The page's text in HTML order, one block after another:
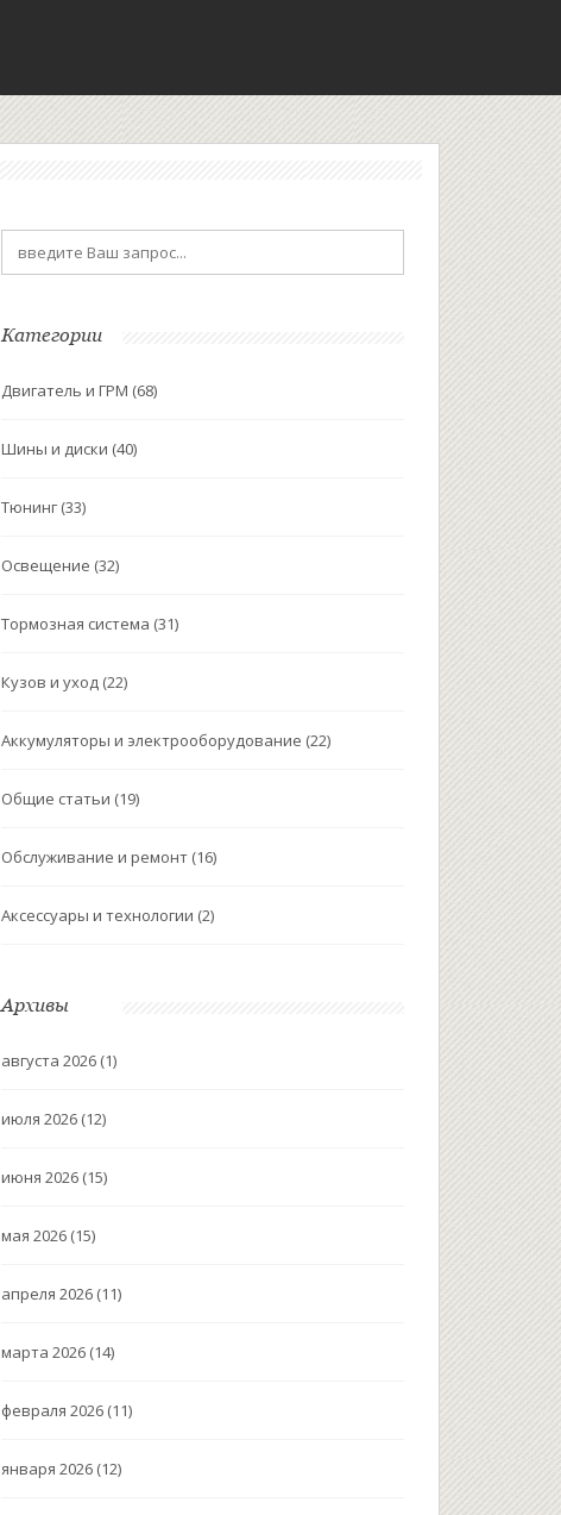
Категории
Двигатель и ГРМ (68)
Шины и диски (40)
Тюнинг (33)
Освещение (32)
Тормозная система (31)
Кузов и уход (22)
Аккумуляторы и электрооборудование (22)
Общие статьи (19)
Обслуживание и ремонт (16)
Аксессуары и технологии (2)
Архивы
августа 2026 (1)
июля 2026 (12)
июня 2026 (15)
мая 2026 (15)
апреля 2026 (11)
марта 2026 (14)
февраля 2026 (11)
января 2026 (12)